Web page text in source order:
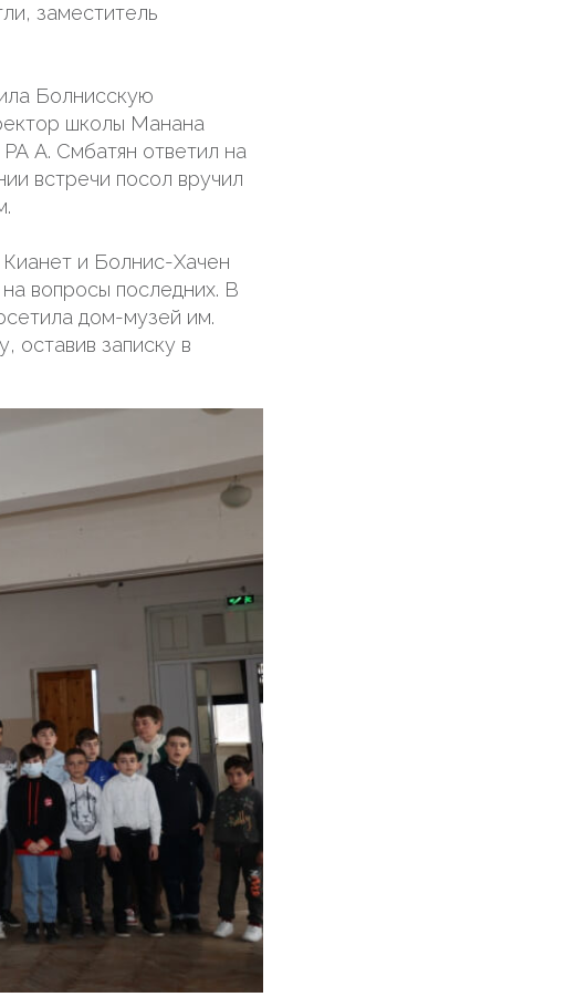
заместитель
Болнисскую
школы Манана
А. Смбатян ответил на
встречи посол вручил
и Болнис-Хачен
вопросы последних. В
дом-музей им.
оставив записку в